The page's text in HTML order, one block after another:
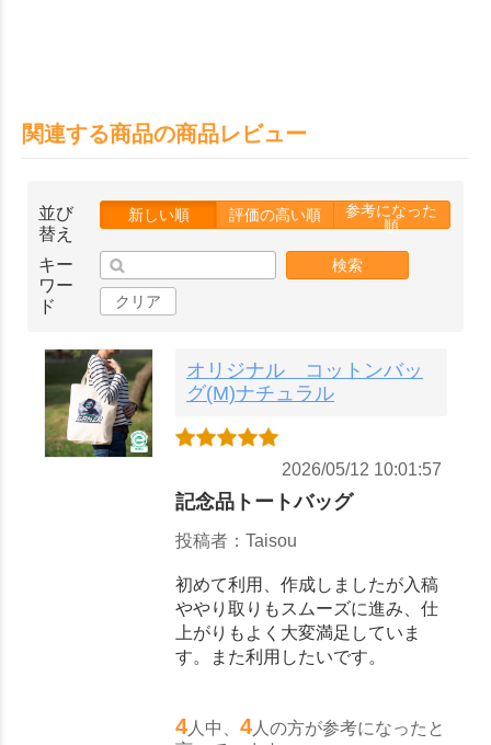
関連する商品の商品レビュー
並び
替え
新しい順 評価の高い順
参考になった
順
キー
ワー
ド
検索
クリア
オリジナル コットンバッ
グ(M)ナチュラル
2026/05/12 10:01:57
記念品トートバッグ
投稿者：Taisou
初めて利用、作成しましたが入稿
ややり取りもスムーズに進み、仕
上がりもよく大変満足していま
す。また利用したいです。
4 人中、 4 人の方が参考になったと